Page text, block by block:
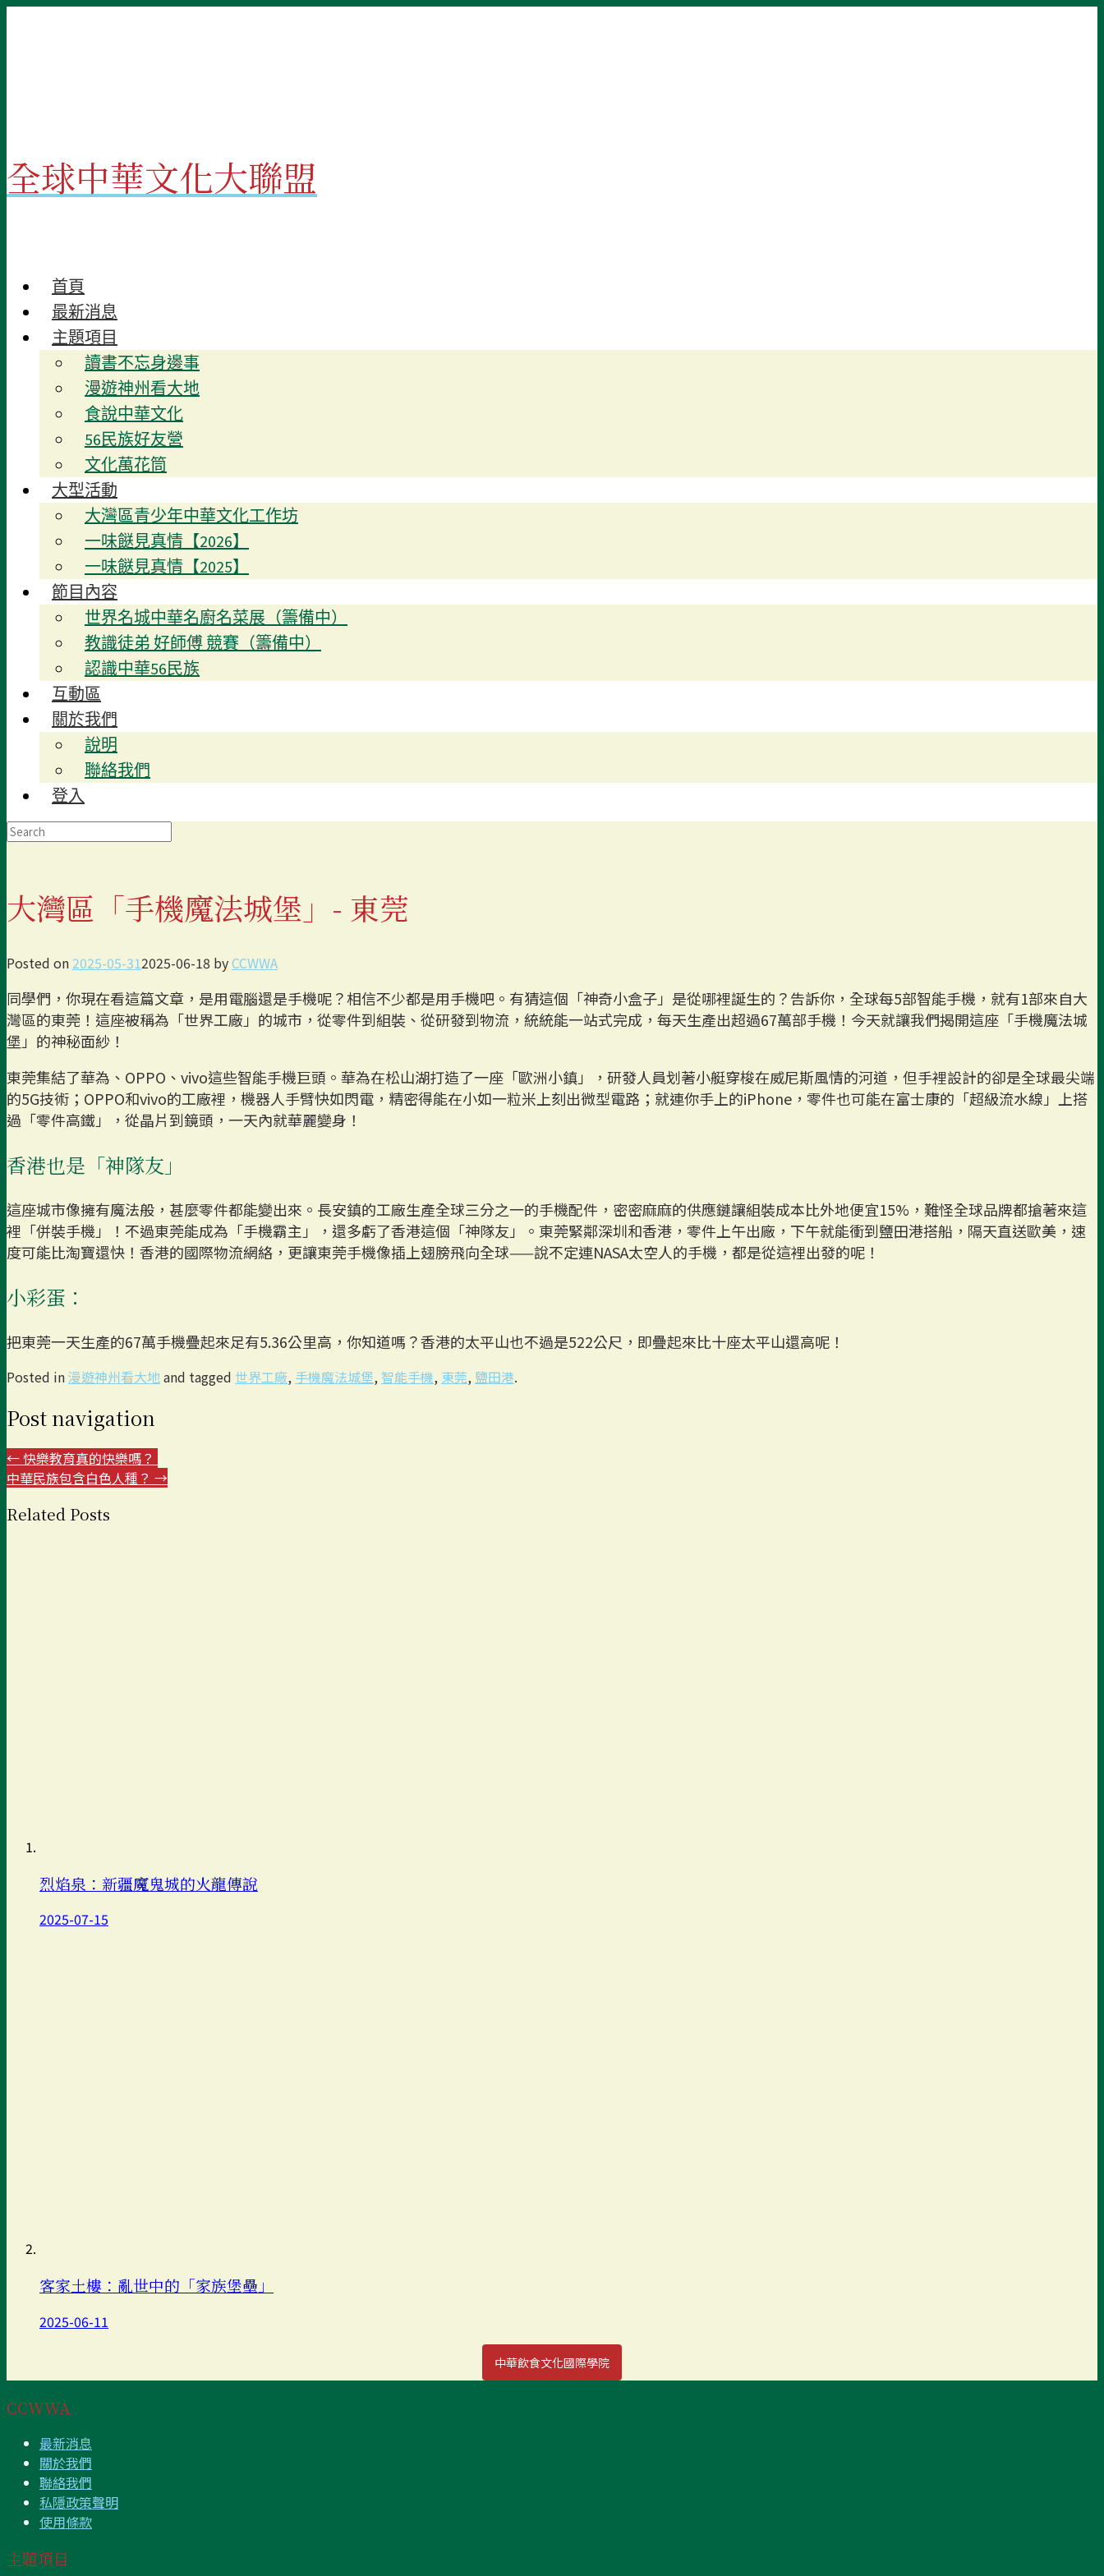
全球中華文化大聯盟
首頁
最新消息
主題項目
讀書不忘身邊事
漫遊神州看大地
食說中華文化
56民族好友營
文化萬花筒
大型活動
大灣區青少年中華文化工作坊
一味餸見真情【2026】
一味餸見真情【2025】
節目內容
世界名城中華名廚名菜展（籌備中）
教識徒弟 好師傅 競賽（籌備中）
認識中華56民族
互動區
關於我們
說明
聯絡我們
登入
Search
for:
大灣區「手機魔法城堡」- 東莞
Posted on 2025-05-312025-06-18 byCCWWA
同學們，你現在看這篇文章，是用電腦還是手機呢？相信不少都是用手機吧。有猜這個「神奇小盒子」是從哪裡誕生的？告訴你，全球每5部智能手機，就有1部來自大
灣區的東莞！這座被稱為「世界工廠」的城市，從零件到組裝、從研發到物流，統統能一站式完成，​​每天生產出超過67萬部手機！今天就讓我們揭開這座「手機魔法城
堡」的神秘面紗！
東莞集結了華為、OPPO、vivo這些智能手機巨頭。華為在松山湖打造了一座「歐洲小鎮」，研發人員划著小艇穿梭在威尼斯風情的河道，但手裡設計的卻是全球最尖端
的5G技術；OPPO和vivo的工廠裡，機器人手臂快如閃電，精密得能在小如一粒米上刻出微型電路；就連你手上的iPhone，零件也可能在富士康的「超級流水線」上搭
過「零件高鐵」，從晶片到鏡頭，一天內就華麗變身！
香港也是「神隊友」
這座城市像擁有魔法般，甚麼零件都能變出來。長安鎮的工廠生產全球三分之一的手機配件，密密麻麻的供應鏈讓組裝成本比外地便宜15%，難怪全球品牌都搶著來這
裡「併裝手機」！不過東莞能成為「手機霸主」，還多虧了香港這個「神隊友」。東莞緊鄰深圳和香港，零件上午出廠，下午就能衝到鹽田港搭船，隔天直送歐美，速
度可能比淘寶還快！香港的國際物流網絡，更讓東莞手機像插上翅膀飛向全球——說不定連NASA太空人的手機，都是從這裡出發的呢！
小彩蛋：
把東莞一天生產的67萬手機疊起來足有5.36公里高，你知道嗎？香港的太平山也不過是522公尺，即疊起來比十座太平山還高呢！
Posted in漫遊神州看大地and tagged 世界工廠, 手機魔法城堡, 智能手機, 東莞, 鹽田港.
Post navigation
←快樂教育真的快樂嗎？
中華民族包含白色人種？ →
Related Posts
烈焰泉：新疆魔鬼城的火龍傳說
2025-07-15
客家土樓：亂世中的「家族堡壘」
2025-06-11
中華飲食文化國際學院
CCWWA
最新消息
關於我們
聯絡我們
私隱政策聲明
使用條款
主題項目